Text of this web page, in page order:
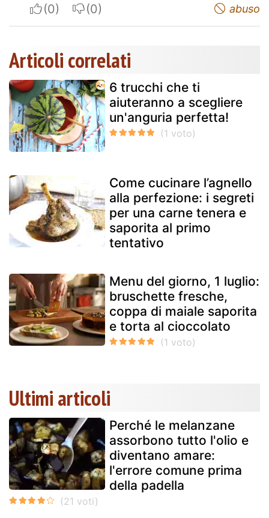
I apreciateI do not appreciate abuso
Articoli correlati
6 trucchi che ti
aiuteranno a scegliere
un'anguria perfetta!
Come cucinare l’agnello
alla perfezione: i segreti
per una carne tenera e
saporita al primo
tentativo
Menu del giorno, 1 luglio:
bruschette fresche,
coppa di maiale saporita
e torta al cioccolato
Ultimi articoli
Perché le melanzane
assorbono tutto l'olio e
diventano amare:
l'errore comune prima
della padella